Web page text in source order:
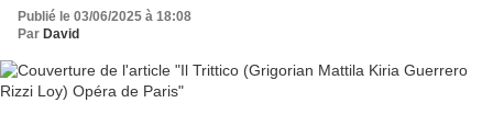
Publié le 03/06/2025 à 18:08
Par David